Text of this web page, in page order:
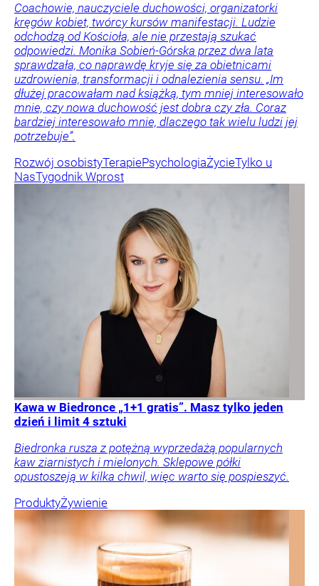
Coachowie, nauczyciele duchowości, organizatorki
kręgów kobiet, twórcy kursów manifestacji. Ludzie
odchodzą od Kościoła, ale nie przestają szukać
odpowiedzi. Monika Sobień-Górska przez dwa lata
sprawdzała, co naprawdę kryje się za obietnicami
uzdrowienia, transformacji i odnalezienia sensu. „Im
dłużej pracowałam nad książką, tym mniej interesowało
mnie, czy nowa duchowość jest dobra czy zła. Coraz
bardziej interesowało mnie, dlaczego tak wielu ludzi jej
potrzebuje”.
Rozwój osobistyTerapiePsychologiaŻycieTylko u
NasTygodnik Wprost
Kawa w Biedronce „1+1 gratis”. Masz tylko jeden
dzień i limit 4 sztuki
Biedronka rusza z potężną wyprzedażą popularnych
kaw ziarnistych i mielonych. Sklepowe półki
opustoszeją w kilka chwil, więc warto się pospieszyć.
ProduktyŻywienie